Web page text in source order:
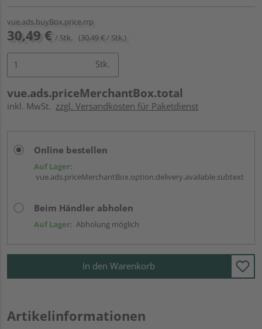
vue.ads.buyBox.price.rrp
30,49 € / Stk. (30,49 € / Stk.)
Stk.
vue.ads.priceMerchantBox.total
inkl. MwSt. zzgl. Versandkosten für Paketdienst
Online bestellen
Auf Lager:
vue.ads.priceMerchantBox.option.delivery.available.subtext
Beim Händler abholen
Auf Lager: Abholung möglich
In den Warenkorb
Artikelinformationen